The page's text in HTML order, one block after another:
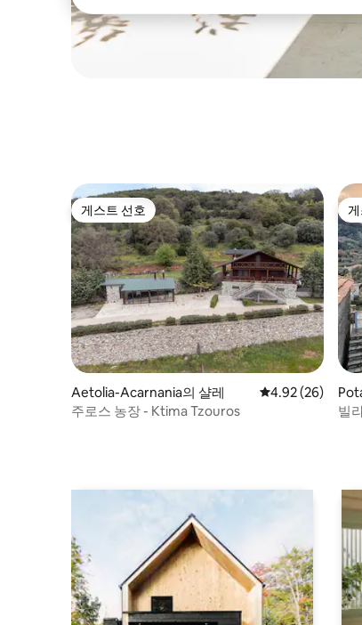
게스트 선호
게스트 선호
Aetolia-Acarnania의 샬레 평점 4.92점(5점
4.92 (26)
주로스 농장 - Ktima Tzouros
빌